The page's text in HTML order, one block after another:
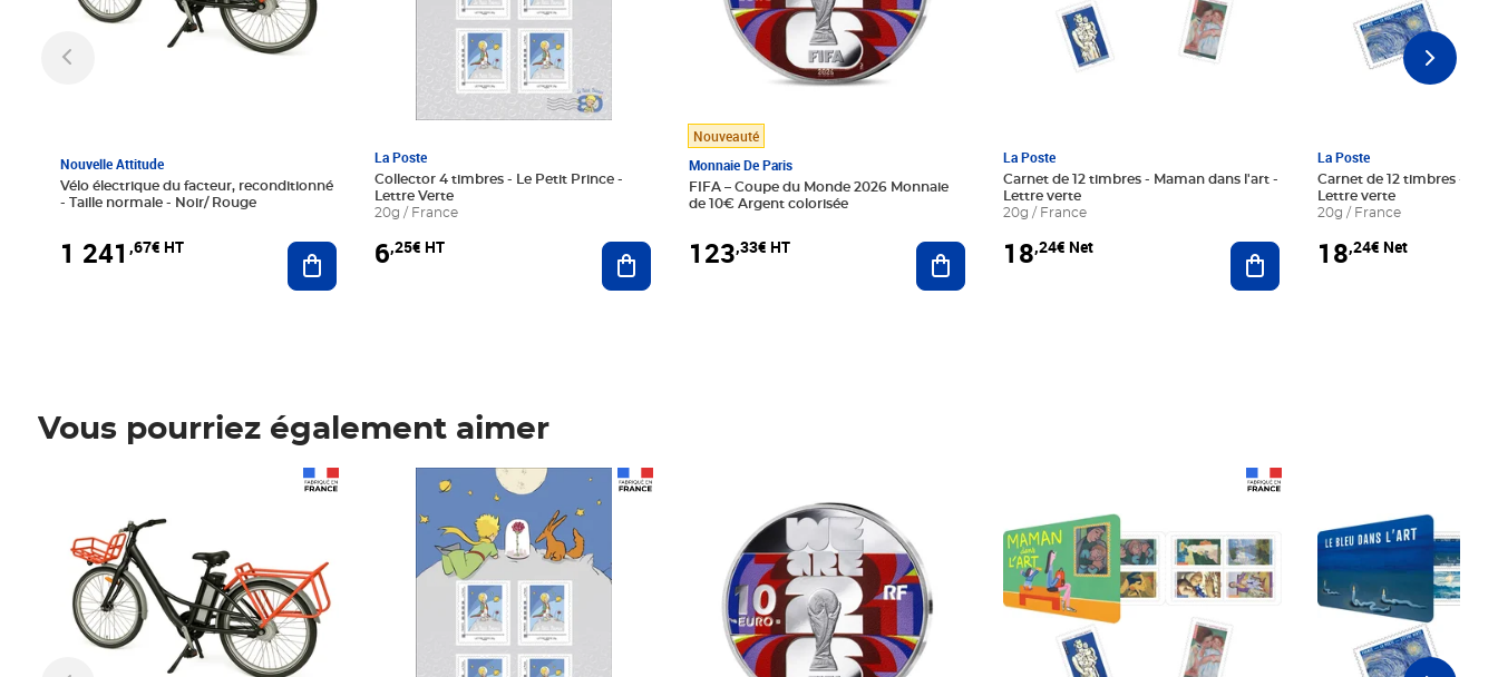
Nouvelle Attitude
Vélo électrique du facteur, reconditionné
- Taille normale - Noir/ Rouge
1 241 ,67€ HT Ajouter au panier
La Poste
Collector 4 timbres - Le Petit Prince -
Lettre Verte
20g / France
6,25€ HT Ajouter au panier
Nouveauté
Monnaie De Paris
FIFA – Coupe du Monde 2026 Monnaie
de 10€ Argent colorisée
123,33€ HT Ajouter au panier
La Poste
Carnet de 12 timbres - Maman dans l'art -
Lettre verte
20g / France
18,24€ Net Ajouter au panier
La Poste
Carnet de 12 timbres - Le
Lettre verte
20g / France
18,24€ Net
Vous pourriez également aimer
Prix 6,25€ HT